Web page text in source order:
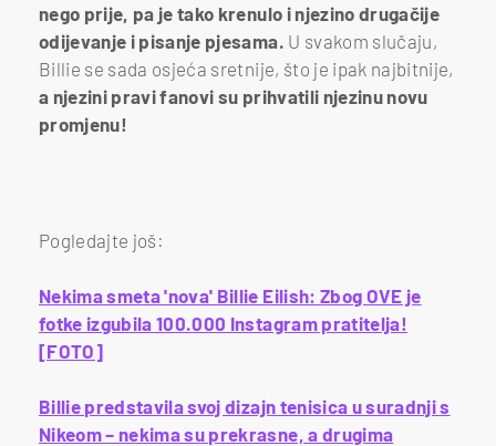
nego prije, pa je tako krenulo i njezino drugačije
odijevanje i pisanje pjesama. U svakom slučaju,
Billie se sada osjeća sretnije, što je ipak najbitnije,
a njezini pravi fanovi su prihvatili njezinu novu
promjenu!
Pogledajte još:
Nekima smeta 'nova' Billie Eilish: Zbog OVE je
fotke izgubila 100.000 Instagram pratitelja!
[FOTO]
Billie predstavila svoj dizajn tenisica u suradnji s
Nikeom – nekima su prekrasne, a drugima